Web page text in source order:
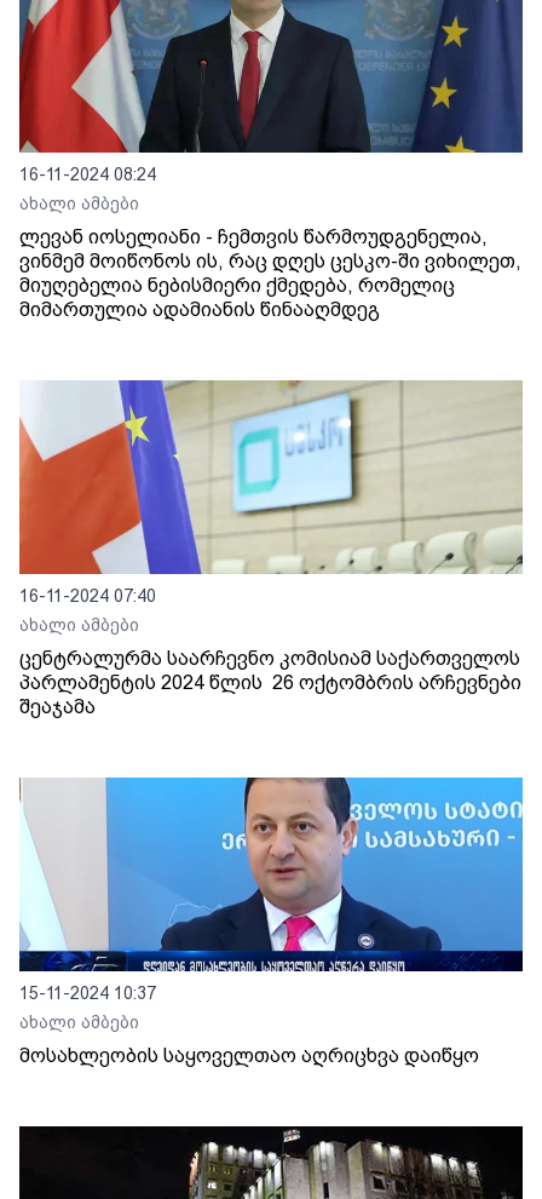
16-11-2024 08:24
ახალი ამბები
ლევან იოსელიანი - ჩემთვის წარმოუდგენელია,
ვინმემ მოიწონოს ის, რაც დღეს ცესკო-ში ვიხილეთ,
მიუღებელია ნებისმიერი ქმედება, რომელიც
მიმართულია ადამიანის წინააღმდეგ
16-11-2024 07:40
ახალი ამბები
ცენტრალურმა საარჩევნო კომისიამ საქართველოს
პარლამენტის 2024 წლის 26 ოქტომბრის არჩევნები
შეაჯამა
15-11-2024 10:37
ახალი ამბები
მოსახლეობის საყოველთაო აღრიცხვა დაიწყო